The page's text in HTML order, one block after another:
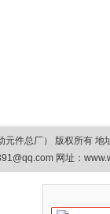
元件总厂） 版权所有
网址：